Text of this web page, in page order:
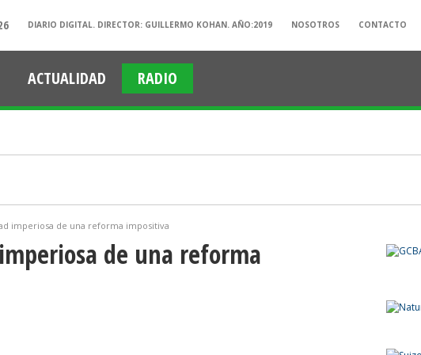
DIARIO DIGITAL. DIRECTOR: GUILLERMO KOHAN. AÑO:2019 NOSOTROS CONTACTO
ACTUALIDAD RADIO
imperiosa de una reforma impositiva
de una reforma